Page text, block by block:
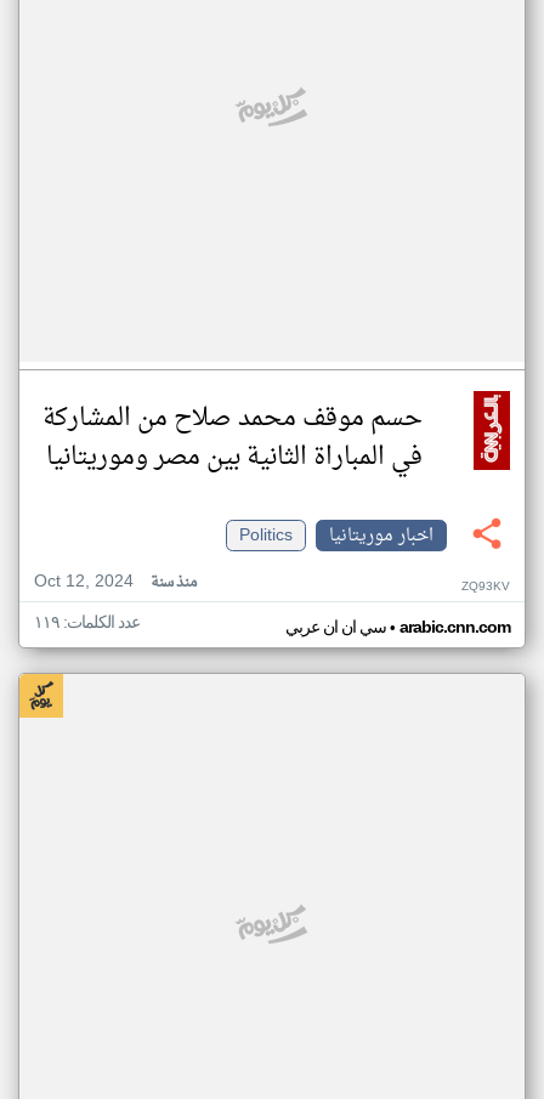
حسم موقف محمد صلاح من المشاركة
في المباراة الثانية بين مصر وموريتانيا
اخبار موريتانيا
Politics
Oct 12, 2024
منذ سنة ZQ93KV
سي ان ان عربي• arabic.cnn.com عدد الكلمات: ١١٩